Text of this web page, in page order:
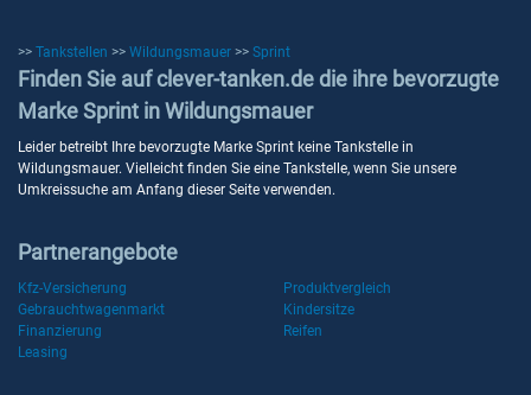
>> Tankstellen >> Wildungsmauer >> Sprint
Finden Sie auf clever-tanken.de die ihre bevorzugte
Marke Sprint in Wildungsmauer
Leider betreibt Ihre bevorzugte Marke Sprint keine Tankstelle in
Wildungsmauer. Vielleicht finden Sie eine Tankstelle, wenn Sie unsere
Umkreissuche am Anfang dieser Seite verwenden.
Partnerangebote
Kfz-Versicherung
Produktvergleich
Gebrauchtwagenmarkt
Kindersitze
Finanzierung
Reifen
Leasing